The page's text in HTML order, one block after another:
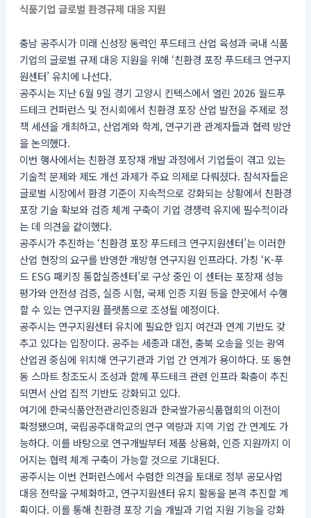
식품기업 글로벌 환경규제 대응 지원
충남 공주시가 미래 신성장 동력인 푸드테크 산업 육성과 국내 식품
기업의 글로벌 규제 대응 지원을 위해 ‘친환경 포장 푸드테크 연구지
원센터’ 유치에 나선다.
공주시는 지난 6월 9일 경기 고양시 킨텍스에서 열린 2026 월드푸
드테크 컨퍼런스 및 전시회에서 친환경 포장 산업 발전을 주제로 정
책 세션을 개최하고, 산업계와 학계, 연구기관 관계자들과 협력 방안
을 논의했다.
이번 행사에서는 친환경 포장재 개발 과정에서 기업들이 겪고 있는
기술적 문제와 제도 개선 과제가 주요 의제로 다뤄졌다. 참석자들은
글로벌 시장에서 환경 기준이 지속적으로 강화되는 상황에서 친환경
포장 기술 확보와 검증 체계 구축이 기업 경쟁력 유지에 필수적이라
는 데 의견을 같이했다.
공주시가 추진하는 ‘친환경 포장 푸드테크 연구지원센터’는 이러한
산업 현장의 요구를 반영한 개방형 연구지원 인프라다. 가칭 ‘K-푸
드 ESG 패키징 통합실증센터’로 구상 중인 이 센터는 포장재 성능
평가와 안전성 검증, 실증 시험, 국제 인증 지원 등을 한곳에서 수행
할 수 있는 연구지원 플랫폼으로 조성될 예정이다.
공주시는 연구지원센터 유치에 필요한 입지 여건과 연계 기반도 갖
추고 있다는 입장이다. 공주는 세종과 대전, 충북 오송을 잇는 광역
산업권 중심에 위치해 연구기관과 기업 간 연계가 용이하다. 또 동현
동 스마트 창조도시 조성과 함께 푸드테크 관련 인프라 확충이 추진
되면서 산업 집적 기반도 강화되고 있다.
여기에 한국식품안전관리인증원과 한국쌀가공식품협회의 이전이
확정됐으며, 국립공주대학교의 연구 역량과 지역 기업 간 연계도 가
능하다. 이를 바탕으로 연구개발부터 제품 상용화, 인증 지원까지 이
어지는 협력 체계 구축이 가능할 것으로 기대된다.
공주시는 이번 컨퍼런스에서 수렴한 의견을 토대로 정부 공모사업
대응 전략을 구체화하고, 연구지원센터 유치 활동을 본격 추진할 계
획이다. 이를 통해 친환경 포장 기술 개발과 기업 지원 기능을 강화